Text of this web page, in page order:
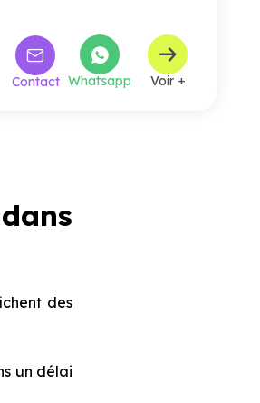
fluide entre les pièces. Le séjour
ouvert sur la cuisine, profite
des bow windows qui diffusent
naturelle agréable tout au long
en milieu urbain. Ces espaces
exposés et préservés des
dispose d’un
Contact Whatsapp Voir +
des
un délai